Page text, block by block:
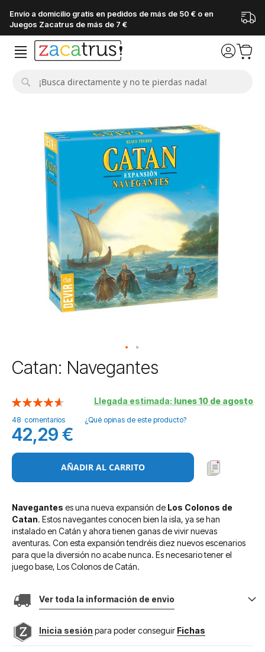
Envío a domicilio gratis en pedidos de más de 50 € o en
Juegos Zacatrus de más de 7 €
imágenes
Saltar
al
de
la
galería
de
imágenes
Catan: Navegantes
Llegada estimada: lunes 10 de agosto
Valoración:
48 comentarios ¿Qué opinas de este producto?
42,29 €
AÑADIR AL CARRITO
Navegantes es una nueva expansión de Los Colonos de
Catan. Estos navegantes conocen bien la isla, ya se han
instalado en Catán y ahora tienen ganas de vivir nuevas
aventuras. Con esta expansión tendréis diez nuevos escenarios
para que la diversión no acabe nunca. Es necesario tener el
juego base, Los Colonos de Catán.
Ver toda la información de envio
Inicia sesión para poder conseguir Fichas